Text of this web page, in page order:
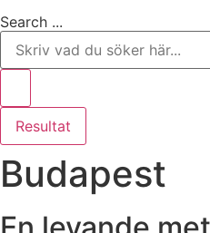
Search ...
Resultat
Budapest